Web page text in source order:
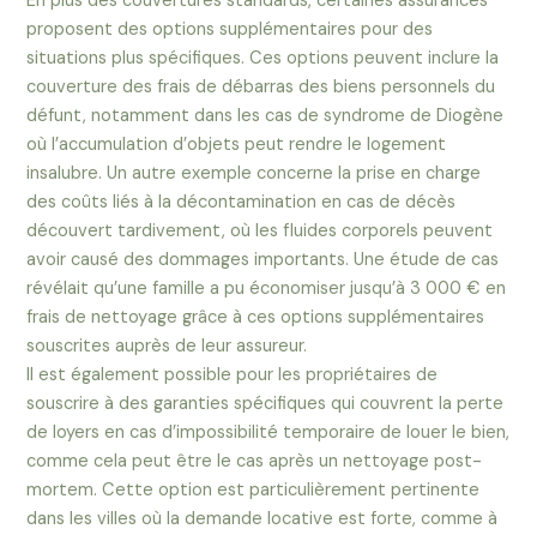
proposent des options supplémentaires pour des
situations plus spécifiques. Ces options peuvent inclure la
couverture des frais de débarras des biens personnels du
défunt, notamment dans les cas de syndrome de Diogène
où l’accumulation d’objets peut rendre le logement
insalubre. Un autre exemple concerne la prise en charge
des coûts liés à la décontamination en cas de décès
découvert tardivement, où les fluides corporels peuvent
avoir causé des dommages importants. Une étude de cas
révélait qu’une famille a pu économiser jusqu’à 3 000 € en
frais de nettoyage grâce à ces options supplémentaires
souscrites auprès de leur assureur.
Il est également possible pour les propriétaires de
souscrire à des garanties spécifiques qui couvrent la perte
de loyers en cas d’impossibilité temporaire de louer le bien,
comme cela peut être le cas après un nettoyage post-
mortem. Cette option est particulièrement pertinente
dans les villes où la demande locative est forte, comme à